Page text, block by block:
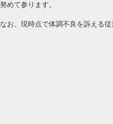
努めて参ります。
なお、現時点で体調不良を訴える